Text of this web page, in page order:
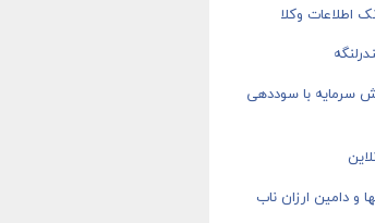
اطلاعات وکلا
سرمایه با سوددهی
و دامین ارزان ناب